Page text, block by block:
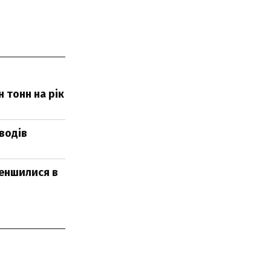
тонн на рік
в